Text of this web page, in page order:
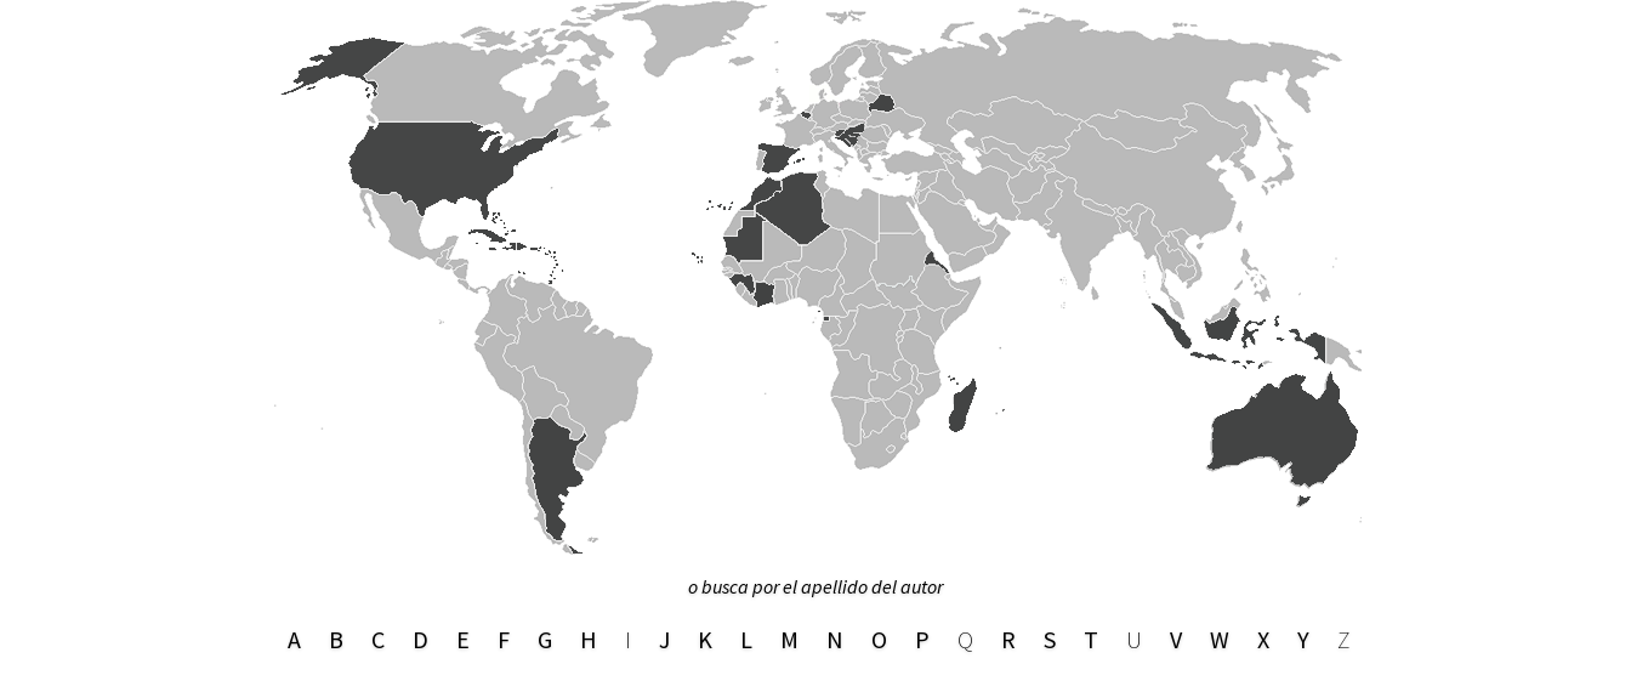
o busca por el apellido del autor
A B C D E F G H I J K L M N O P Q R S T U V W X Y Z